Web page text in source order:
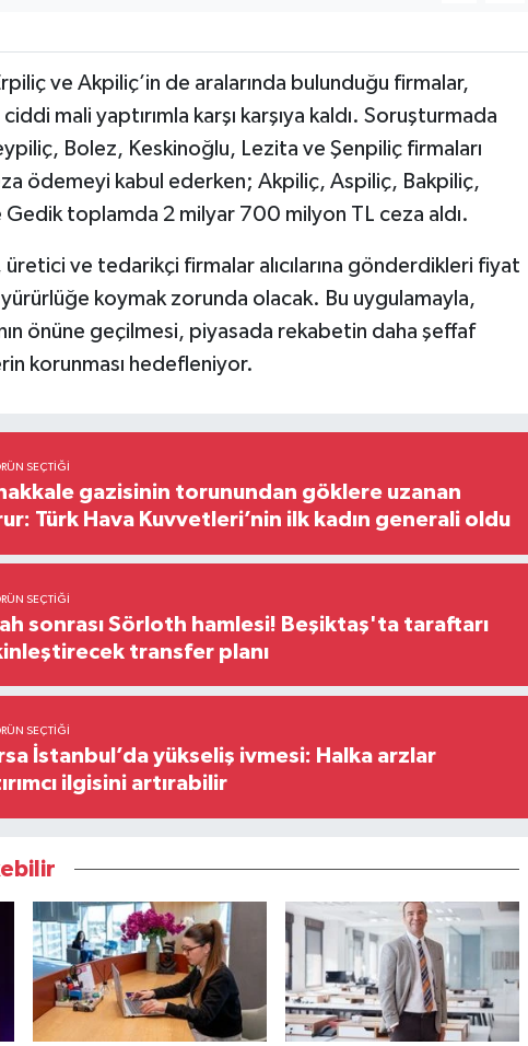
ve Akpiliç’in de aralarında bulunduğu firmalar,
mali yaptırımla karşı karşıya kaldı. Soruşturmada
Bolez, Keskinoğlu, Lezita ve Şenpiliç firmaları
ödemeyi kabul ederken; Akpiliç, Aspiliç, Bakpiliç,
Gedik toplamda 2 milyar 700 milyon TL ceza aldı.
ve tedarikçi firmalar alıcılarına gönderdikleri fiyat
yürürlüğe koymak zorunda olacak. Bu uygulamayla,
önüne geçilmesi, piyasada rekabetin daha şeffaf
korunması hedefleniyor.
SEÇTIĞI
gazisinin torunundan göklere uzanan
Türk Hava Kuvvetleri’nin ilk kadın generali oldu
SEÇTIĞI
sonrası Sörloth hamlesi! Beşiktaş'ta taraftarı
transfer planı
SEÇTIĞI
İstanbul’da yükseliş ivmesi: Halka arzlar
ilgisini artırabilir